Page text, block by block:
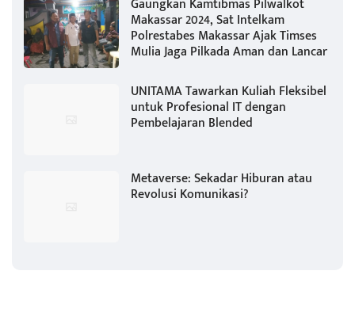
Gaungkan Kamtibmas Pilwalkot
Makassar 2024, Sat Intelkam
Polrestabes Makassar Ajak Timses
Mulia Jaga Pilkada Aman dan Lancar
UNITAMA Tawarkan Kuliah Fleksibel
untuk Profesional IT dengan
Pembelajaran Blended
Metaverse: Sekadar Hiburan atau
Revolusi Komunikasi?